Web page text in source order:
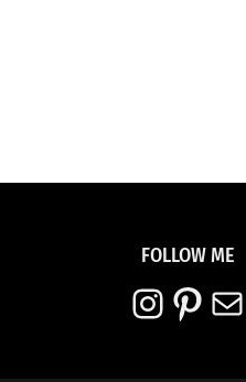
FOLLOW ME
Instagram Pinterest E-mail